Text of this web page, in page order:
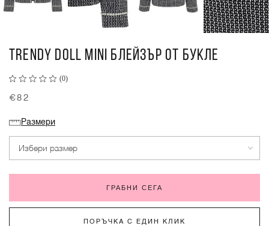
TRENDY DOLL MINI БЛЕЙЗЪР ОТ БУКЛЕ
(0)
€82
Размери
Избери размер
ГРАБНИ СЕГА
ПОРЪЧКА С ЕДИН КЛИК